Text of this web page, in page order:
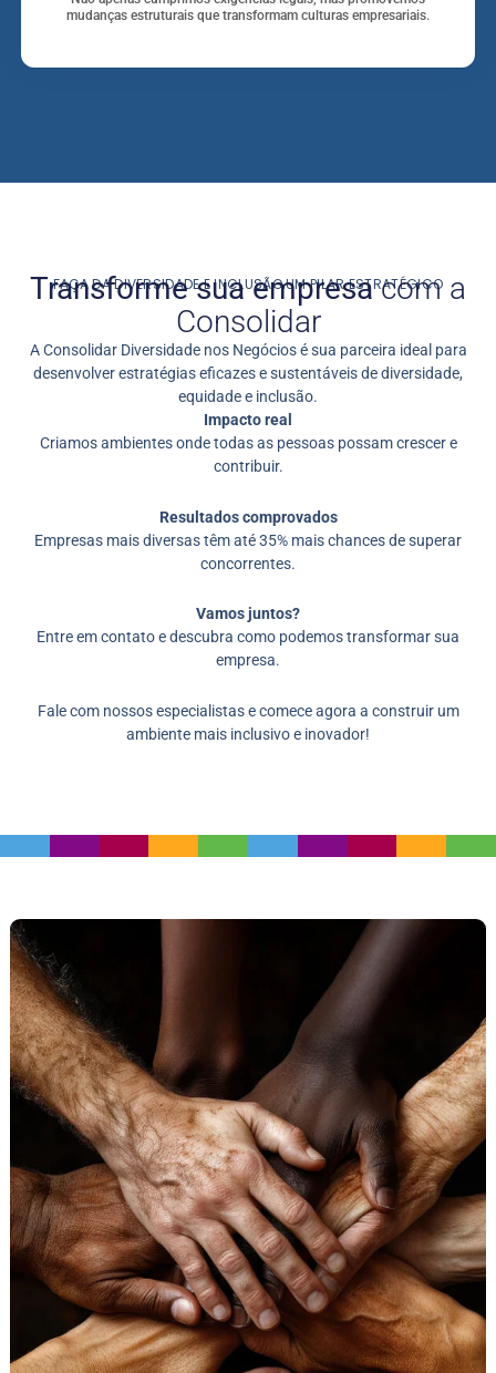
mudanças estruturais que transformam culturas empresariais.
FAÇA DA DIVERSIDADE E INCLUSÃO UM PILAR ESTRATÉGICO
Transforme sua empresacom a
Consolidar
A Consolidar Diversidade nos Negócios é sua parceira ideal para
desenvolver estratégias eficazes e sustentáveis de diversidade,
equidade e inclusão.
Impacto real
Criamos ambientes onde todas as pessoas possam crescer e
contribuir.
Resultados comprovados
Empresas mais diversas têm até 35% mais chances de superar
concorrentes.
Vamos juntos?
Entre em contato e descubra como podemos transformar sua
empresa.
Fale com nossos especialistas e comece agora a construir um
ambiente mais inclusivo e inovador!